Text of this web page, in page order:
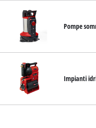
Pompe
Impianti